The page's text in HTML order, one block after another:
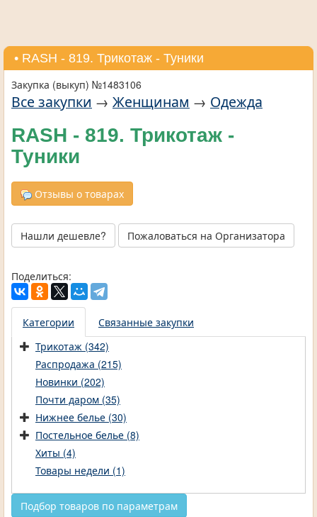
• RASH - 819. Трикотаж - Туники
Закупка (выкуп) №1483106
Все закупки → Женщинам → Одежда
RASH - 819. Трикотаж -
Туники
Отзывы о товарах
Нашли дешевле? Пожаловаться на Организатора
Поделиться:
Категории
Связанные закупки
Трикотаж (342)
Распродажа (215)
Новинки (202)
Почти даром (35)
Нижнее белье (30)
Постельное белье (8)
Хиты (4)
Товары недели (1)
Подбор товаров по параметрам